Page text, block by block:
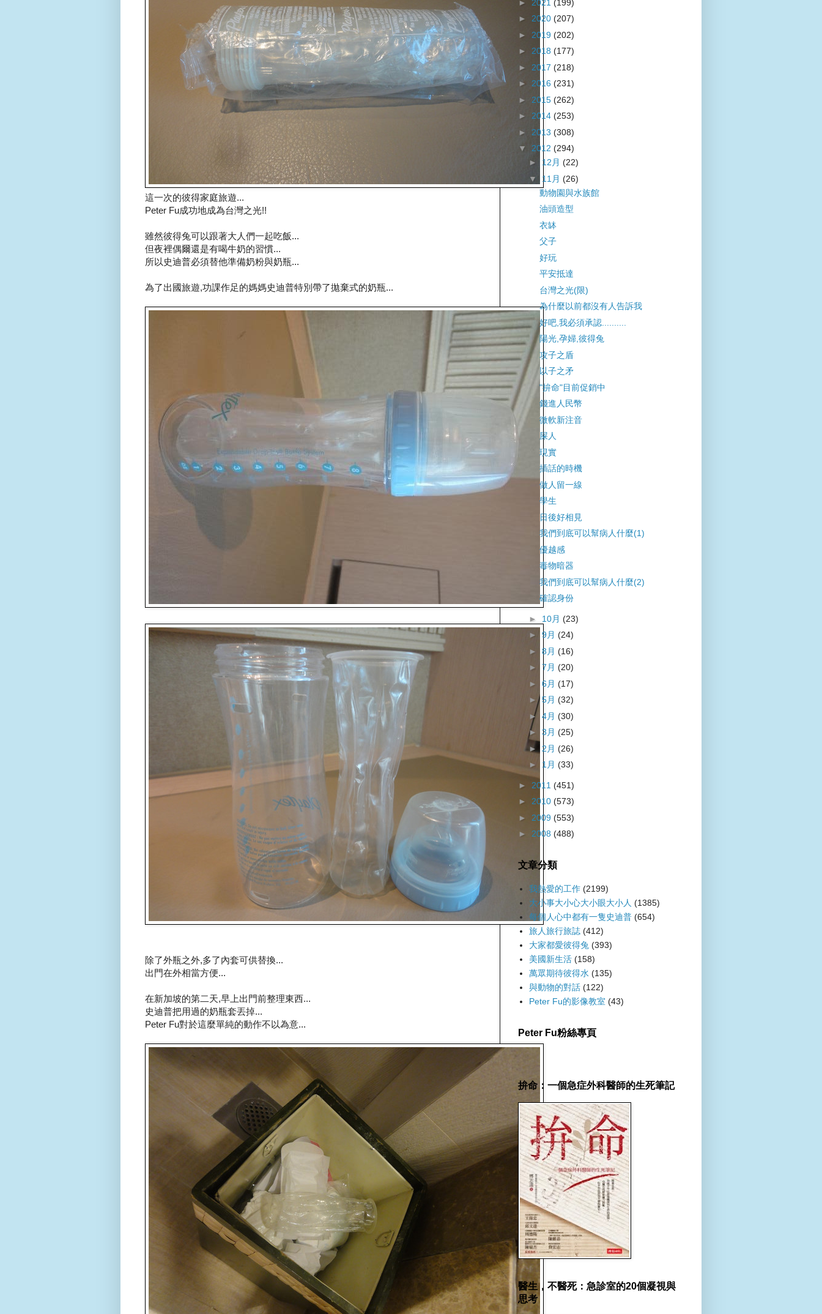
這一次的彼得家庭旅遊...
Peter Fu成功地成為台灣之光!!
雖然彼得兔可以跟著大人們一起吃飯...
但夜裡偶爾還是有喝牛奶的習慣...
所以史迪普必須替他準備奶粉與奶瓶...
為了出國旅遊,功課作足的媽媽史迪普特別帶了拋棄式的奶瓶...
除了外瓶之外,多了內套可供替換...
出門在外相當方便...
在新加坡的第二天,早上出門前整理東西...
史迪普把用過的奶瓶套丟掉...
Peter Fu對於這麼單純的動作不以為意...
► 2021 (199)
► 2020 (207)
► 2019 (202)
► 2018 (177)
► 2017 (218)
► 2016 (231)
► 2015 (262)
► 2014 (253)
► 2013 (308)
▼ 2012 (294)
► 12月 (22)
▼ 11月 (26)
動物園與水族館
油頭造型
衣缽
父子
好玩
平安抵達
台灣之光(限)
為什麼以前都沒有人告訴我
好吧,我必須承認..........
陽光,孕婦,彼得兔
攻子之盾
以子之矛
"拚命"目前促銷中
錢進人民幣
微軟新注音
屎人
現實
插話的時機
做人留一線
學生
日後好相見
我們到底可以幫病人什麼(1)
優越感
毒物暗器
我們到底可以幫病人什麼(2)
確認身份
► 10月 (23)
► 9月 (24)
► 8月 (16)
► 7月 (20)
► 6月 (17)
►5月 (32)
► 4月 (30)
► 3月 (25)
► 2月 (26)
► 1月 (33)
► 2011 (451)
► 2010 (573)
► 2009 (553)
► 2008 (488)
文章分類
我熱愛的工作 (2199)
大小事大小心大小眼大小人 (1385)
每個人心中都有一隻史迪普 (654)
旅人旅行旅誌 (412)
大家都愛彼得兔 (393)
美國新生活 (158)
萬眾期待彼得水 (135)
與動物的對話 (122)
Peter Fu的影像教室 (43)
Peter Fu粉絲專頁
拚命：一個急症外科醫師的生死筆記
醫生，不醫死：急診室的20個凝視與
思考